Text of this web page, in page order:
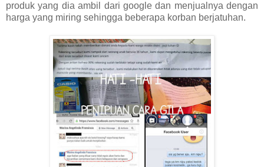
produk yang dia ambil dari google dan menjualnya dengan
harga yang miring sehingga beberapa korban berjatuhan.